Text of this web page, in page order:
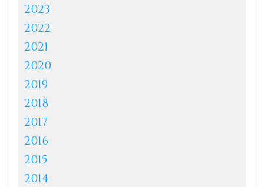
2023
2022
2021
2020
2019
2018
2017
2016
2015
2014